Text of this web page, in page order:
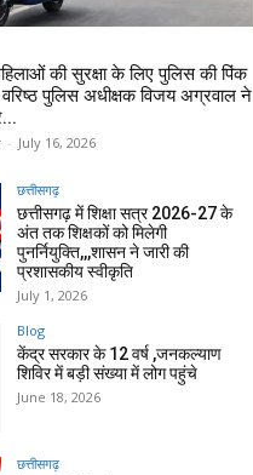
की सुरक्षा के लिए पुलिस की पिंक
पुलिस अधीक्षक विजय अग्रवाल ने
- July 16, 2026
छत्तीसगढ़
छत्तीसगढ़ में शिक्षा सत्र 2026-27 के
अंत तक शिक्षकों को मिलेगी
पुनर्नियुक्ति,,,शासन ने जारी की
प्रशासकीय स्वीकृति
July 1, 2026
Blog
केंद्र सरकार के 12 वर्ष ,जनकल्याण
शिविर में बड़ी संख्या में लोग पहुंचे
June 18, 2026
छत्तीसगढ़